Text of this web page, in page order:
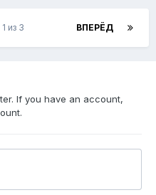
ВПЕРЁД
из 3
If you have an account,